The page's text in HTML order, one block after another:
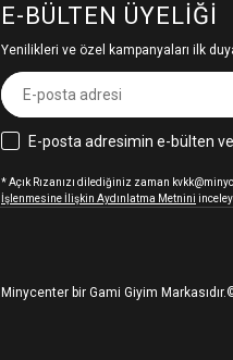
E-BÜLTEN ÜYELIĞI
Yenilikleri ve özel kampanyaları ilk
E-posta adresimin e-bülten
* Açık Rızanızı dilediğiniz zaman
İşlenmesine İlişkin Aydınlatma Metnini
Minycenter bir Gami Giyim Markasıdır.